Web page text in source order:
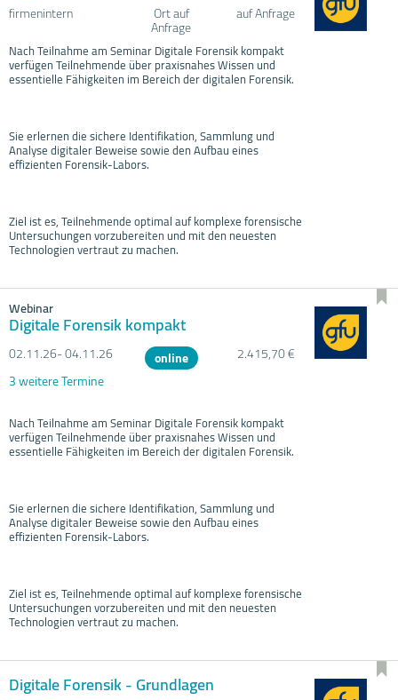
firmenintern Ort auf
Anfrage
auf Anfrage
Nach Teilnahme am Seminar Digitale Forensik kompakt
verfügen Teilnehmende über praxisnahes Wissen und
essentielle Fähigkeiten im Bereich der digitalen Forensik.
Sie erlernen die sichere Identifikation, Sammlung und
Analyse digitaler Beweise sowie den Aufbau eines
effizienten Forensik-Labors.
Ziel ist es, Teilnehmende optimal auf komplexe forensische
Untersuchungen vorzubereiten und mit den neuesten
Technologien vertraut zu machen.
Webinar
Digitale Forensik kompakt
02.11.26- 04.11.26 online
2.415,70 €
3 weitere Termine
Nach Teilnahme am Seminar Digitale Forensik kompakt
verfügen Teilnehmende über praxisnahes Wissen und
essentielle Fähigkeiten im Bereich der digitalen Forensik.
Sie erlernen die sichere Identifikation, Sammlung und
Analyse digitaler Beweise sowie den Aufbau eines
effizienten Forensik-Labors.
Ziel ist es, Teilnehmende optimal auf komplexe forensische
Untersuchungen vorzubereiten und mit den neuesten
Technologien vertraut zu machen.
Digitale Forensik - Grundlagen